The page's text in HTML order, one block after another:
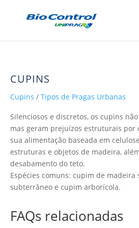
CUPINS
Cupins / Tipos de Pragas Urbanas
Silenciosos e discretos, os cupins
mas geram prejuízos estruturais por
sua alimentação baseada em
estruturas e objetos de madeira,
desabamento do teto.
Espécies comuns: cupim de madeira
subterrâneo e cupim arborícola.
FAQs relacionadas